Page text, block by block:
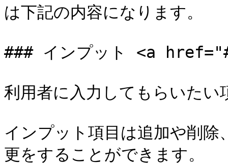
は下記の内容になります。
### インプット <a
利用者に入力してもらいた
インプット項目は追加や削
更をすることができます。